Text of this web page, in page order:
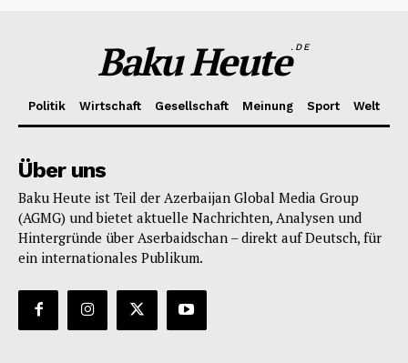
Baku Heute.DE
Politik Wirtschaft Gesellschaft Meinung Sport Welt
Über uns
Baku Heute ist Teil der Azerbaijan Global Media Group
(AGMG) und bietet aktuelle Nachrichten, Analysen und
Hintergründe über Aserbaidschan – direkt auf Deutsch, für
ein internationales Publikum.